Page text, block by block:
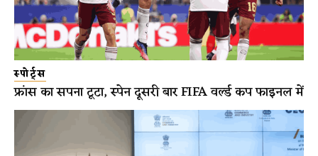
स्पोर्ट्स
फ्रांस का सपना टूटा, स्पेन दूसरी बार FIFA वर्ल्ड कप फाइनल में